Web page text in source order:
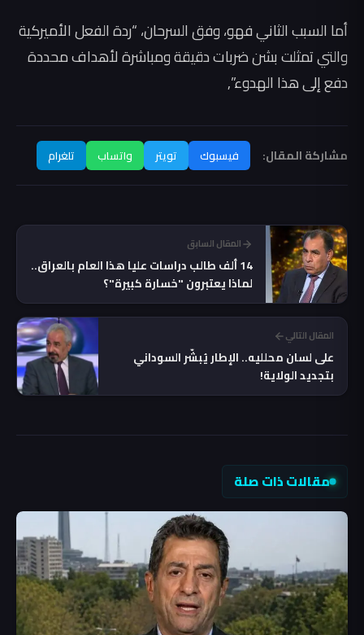
أما السبب الثاني فهو، وفق السرحان، “ردة الفعل الأميركية
والتي تمثلت بشن ضربات دقيقة ومباشرة لأهداف محددة
دفع إلى هذا الهدوء”,
مشاركة المقال: فيسبوك تويتر واتساب تلغرام
المقال السابق
14 ألف طالب دراسات عليا هذا العام بالعراق..
لماذا يعتبرون "خسارة كبيرة"؟
المقال التالي
على لسان محلليه.. الإطار يُبشّر السوداني
بتجديد الولاية!
مقالات ذات صلة